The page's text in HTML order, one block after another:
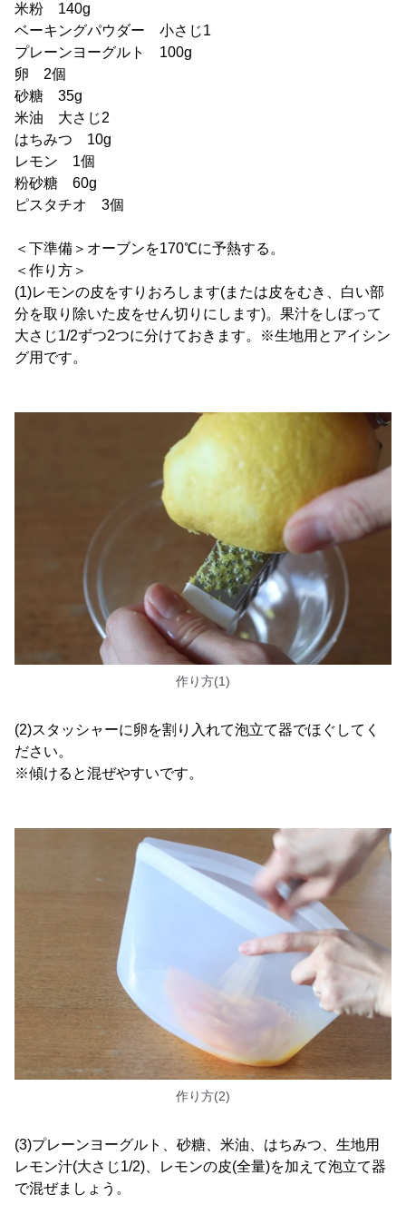
米粉 140g
ベーキングパウダー 小さじ1
プレーンヨーグルト 100g
卵 2個
砂糖 35g
米油 大さじ2
はちみつ 10g
レモン 1個
粉砂糖 60g
ピスタチオ 3個
＜下準備＞オーブンを170℃に予熱する。
＜作り方＞
(1)レモンの皮をすりおろします(または皮をむき、白い部
分を取り除いた皮をせん切りにします)。果汁をしぼって
大さじ1/2ずつ2つに分けておきます。※生地用とアイシン
グ用です。
作り方(1)
(2)スタッシャーに卵を割り入れて泡立て器でほぐしてく
ださい。
※傾けると混ぜやすいです。
作り方(2)
(3)プレーンヨーグルト、砂糖、米油、はちみつ、生地用
レモン汁(大さじ1/2)、レモンの皮(全量)を加えて泡立て器
で混ぜましょう。